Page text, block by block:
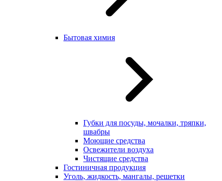
Бытовая химия
Губки для посуды, мочалки, тряпки,
швабры
Моющие средства
Освежители воздуха
Чистящие средства
Гостиничная продукция
Уголь, жидкость, мангалы, решетки